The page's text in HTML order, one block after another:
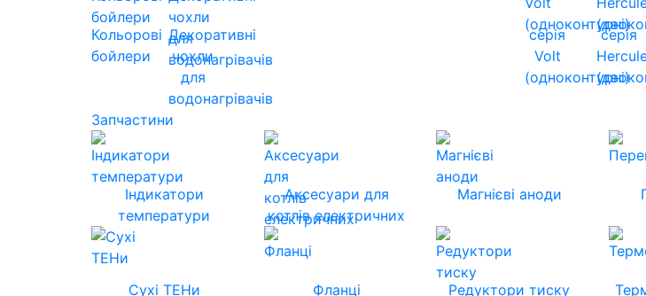
Кольорові
бойлери
Декоративні
чохли
для
водонагрівачів
серія
Volt
(одноконтурні)
серія
Запчастини
Індикатори
температури
Аксесуари для
котлів електричних
Магнієві аноди
Сухі ТЕНи Фланці Редуктори тиску